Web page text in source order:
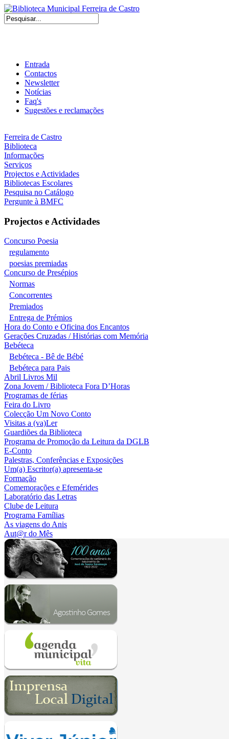
Entrada
Contactos
Newsletter
Notícias
Faq's
Sugestões e reclamações
Ferreira de Castro
Biblioteca
Informações
Serviços
Projectos e Actividades
Bibliotecas Escolares
Pesquisa no Catálogo
Pergunte à BMFC
Projectos e Actividades
Concurso Poesia
regulamento
poesias premiadas
Concurso de Presépios
Normas
Concorrentes
Premiados
Entrega de Prémios
Hora do Conto e Oficina dos Encantos
Gerações Cruzadas / Histórias com Memória
Bebéteca
Bebéteca - Bê de Bébé
Bebéteca para Pais
Abril Livros Mil
Zona Jovem / Biblioteca Fora D’Horas
Programas de férias
Feira do Livro
Colecção Um Novo Conto
Visitas a (va)Ler
Guardiões da Biblioteca
Programa de Promoção da Leitura da DGLB
E-Conto
Palestras, Conferências e Exposições
Um(a) Escritor(a) apresenta-se
Formação
Comemorações e Efemérides
Laboratório das Letras
Clube de Leitura
Programa Famílias
As viagens do Anis
Aut@r do Mês